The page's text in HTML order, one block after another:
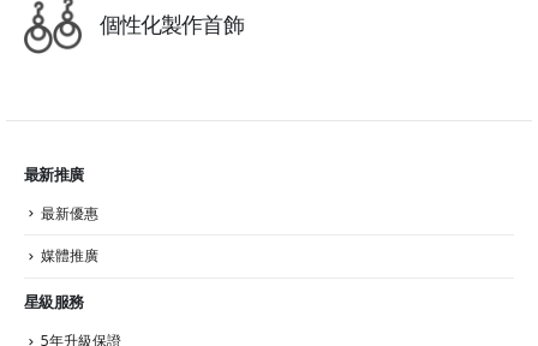
個性化製作首飾
最新推廣
最新優惠
媒體推廣
星級服務
5年升級保證